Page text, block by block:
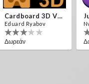
Cardboard 3D VR Space FPS Game
Eduard Ryabov
Δωρεάν